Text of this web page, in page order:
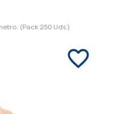
(Pack 250 Uds.)
favorite_border